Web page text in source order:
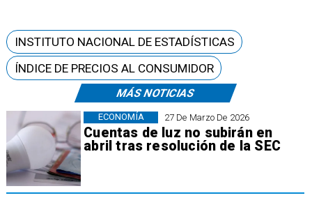
MÁS NOTICIAS
27 De Marzo De 2026
Cuentas de luz no subirán en
abril tras resolución de la SEC
ECONOMÍA
INSTITUTO NACIONAL DE ESTADÍSTICAS
ÍNDICE DE PRECIOS AL CONSUMIDOR